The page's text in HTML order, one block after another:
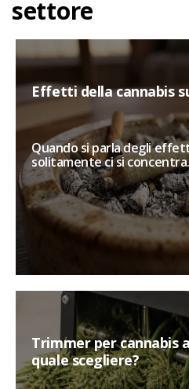
settore
Effetti della cannabis
Quando si parla degli
solitamente ci si
Trimmer per cannabis
quale scegliere?